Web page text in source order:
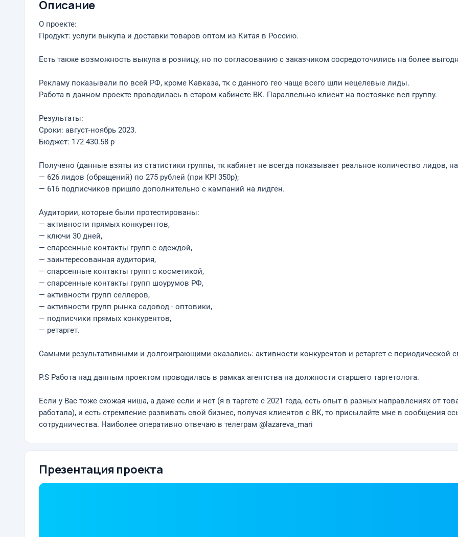
Описание
О проекте:
Продукт: услуги выкупа и доставки товаров оптом из Китая в Россию.
Есть также возможность выкупа в розницу, но по согласованию с заказчиком сосредоточились на более
Рекламу показывали по всей РФ, кроме Кавказа, тк с данного гео чаще всего шли нецелевые лиды.
Работа в данном проекте проводилась в старом кабинете ВК. Параллельно клиент на постоянке вел группу.
Результаты:
Сроки: август-ноябрь 2023.
Бюджет: 172 430.58 р
Получено (данные взяты из статистики группы, тк кабинет не всегда показывает реальное количество лидов,
— 626 лидов (обращений) по 275 рублей (при KPI 350р);
— 616 подписчиков пришло дополнительно с кампаний на лидген.
Аудитории, которые были протестированы:
— активности прямых конкурентов,
— ключи 30 дней,
— спарсенные контакты групп с одеждой,
— заинтересованная аудитория,
— спарсенные контакты групп с косметикой,
— спарсенные контакты групп шоурумов РФ,
— активности групп селлеров,
— активности групп рынка садовод - оптовики,
— подписчики прямых конкурентов,
— ретаргет.
Самыми результативными и долгоиграющими оказались: активности конкурентов и ретаргет с периодической
P.S Работа над данным проектом проводилась в рамках агентства на должности старшего таргетолога.
Если у Вас тоже схожая ниша, а даже если и нет (я в таргете с 2021 года, есть опыт в разных направлениях от
работала), и есть стремление развивать свой бизнес, получая клиентов с ВК, то присылайте мне в сообщения
сотрудничества. Наиболее оперативно отвечаю в телеграм @lazareva_mari
Презентация проекта